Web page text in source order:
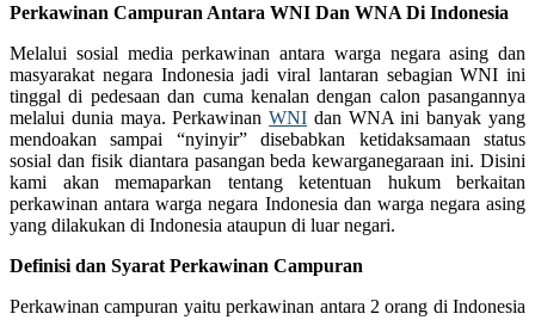
Perkawinan Campuran Antara WNI Dan WNA Di Indonesia
Melalui sosial media perkawinan antara warga negara asing dan
masyarakat negara Indonesia jadi viral lantaran sebagian WNI ini
tinggal di pedesaan dan cuma kenalan dengan calon pasangannya
melalui dunia maya. PerkawinanWNI dan WNA ini banyak yang
mendoakan sampai “nyinyir” disebabkan ketidaksamaan status
sosial dan fisik diantara pasangan beda kewarganegaraan ini. Disini
kami akan memaparkan tentang ketentuan hukum berkaitan
perkawinan antara warga negara Indonesia dan warga negara asing
yang dilakukan di Indonesia ataupun di luar negari.
Definisi dan Syarat Perkawinan Campuran
Perkawinan campuran yaitu perkawinan antara 2 orang di Indonesia